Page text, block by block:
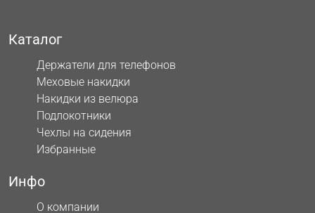
Каталог
Держатели для телефонов
Меховые накидки
Накидки из велюра
Подлокотники
Чехлы на сидения
Избранные
Инфо
О компании